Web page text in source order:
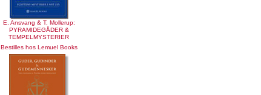
E. Ansvang & T. Mollerup:
PYRAMIDEGÅDER &
TEMPELMYSTERIER
Bestilles hos Lemuel Books